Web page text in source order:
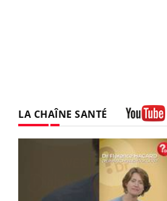
LA CHAÎNE SANTÉ